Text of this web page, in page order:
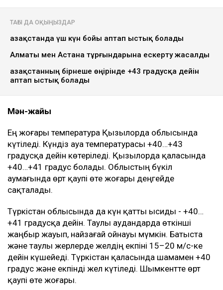
ТАҒЫ ДА ОҚЫҢЫЗДАР
Қазақстанда үш күн бойы аптап ыстық болады
Алматы мен Астана тұрғындарына ескерту жасалды
Қазақстанның бірнеше өңірінде +43 градусқа дейін
аптап ыстық болады
Мән-жайы
Ең жоғары температура Қызылорда облысында
күтіледі. Күндіз ауа температурасы +40…+43
градусқа дейін көтеріледі. Қызылорда қаласында
+40…+41 градус болады. Облыстың бүкіл
аумағында өрт қаупі өте жоғары деңгейде
сақталады.
Түркістан облысында да күн қатты ысиды - +40…
+41 градусқа дейін. Таулы аудандарда өткінші
жаңбыр жауып, найзағай ойнауы мүмкін. Батыста
және таулы жерлерде желдің екпіні 15–20 м/с-ке
дейін күшейеді. Түркістан қаласында шамамен +40
градус және екпінді жел күтіледі. Шымкентте өрт
қаупі өте жоғары.